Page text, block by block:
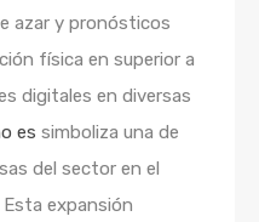
azar y pronósticos
física en superior a
digitales en diversas
es simboliza una de
del sector en el
expansión